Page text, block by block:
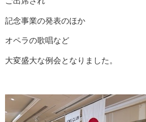
記念事業の発表のほか
オペラの歌唱など
大変盛大な例会となりました。